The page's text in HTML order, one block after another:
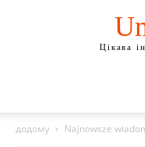
Цікава
додому Najnowsze